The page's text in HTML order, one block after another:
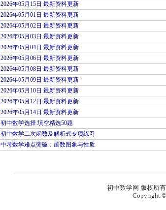
2026年05月15日 最新资料更新
2026年05月01日 最新资料更新
2026年05月02日 最新资料更新
2026年05月03日 最新资料更新
2026年05月04日 最新资料更新
2026年05月06日 最新资料更新
2026年05月08日 最新资料更新
2026年05月09日 最新资料更新
2026年05月10日 最新资料更新
2026年05月12日 最新资料更新
2026年05月14日 最新资料更新
初中数学选择 填空精选50题
初中数学二次函数及解析式专项练习
中考数学难点突破：函数图象与性质
初中数学网 版权所有
Copyright